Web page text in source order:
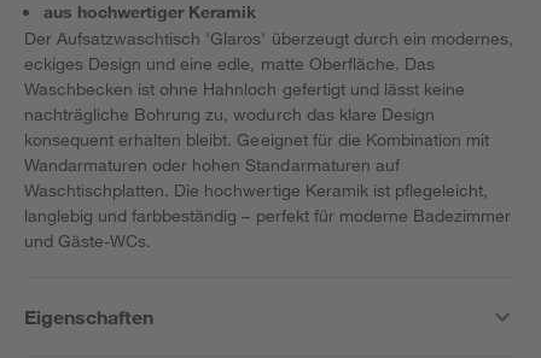
aus hochwertiger Keramik
Der Aufsatzwaschtisch 'Glaros' überzeugt durch ein modernes,
eckiges Design und eine edle, matte Oberfläche. Das
Waschbecken ist ohne Hahnloch gefertigt und lässt keine
nachträgliche Bohrung zu, wodurch das klare Design
konsequent erhalten bleibt. Geeignet für die Kombination mit
Wandarmaturen oder hohen Standarmaturen auf
Waschtischplatten. Die hochwertige Keramik ist pflegeleicht,
langlebig und farbbeständig – perfekt für moderne Badezimmer
und Gäste-WCs.
Eigenschaften